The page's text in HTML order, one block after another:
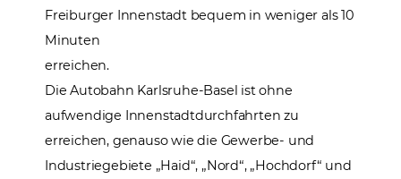
Freiburger Innenstadt bequem in weniger als 10
Minuten
erreichen.
Die Autobahn Karlsruhe-Basel ist ohne
aufwendige Innenstadtdurchfahrten zu
erreichen, genauso wie die Gewerbe- und
Industriegebiete „Haid“, „Nord“, „Hochdorf“ und